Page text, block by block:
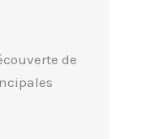
de